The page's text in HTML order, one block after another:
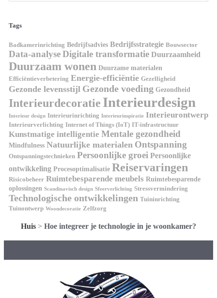
Tags
Badkamerinrichting Bedrijfsadvies Bedrijfsstrategie Bouwsector
Data-analyseDigitale transformatie Duurzaamheid
Duurzaam wonen Duurzame materialen
Efficiëntieverbetering Energie-efficiëntie Gezelligheid
Gezonde levensstijl Gezonde voeding Gezondheid
Interieurdecoratie Interieurdesign
Interieur design Interieurinrichting Interieurinspiratie Interieurontwerp
Interieurverlichting Internet of Things (IoT) IT-infrastructuur
Kunstmatige intelligentie Mentale gezondheid
Mindfulness Natuurlijke materialen Ontspanning
Ontspanningstechnieken Persoonlijke groei Persoonlijke
ontwikkeling Procesoptimalisatie Reiservaringen
Risicobeheer Ruimtebesparende meubels Ruimtebesparende
oplossingen Scandinavisch design Sfeerverlichting Stressvermindering
Technologische ontwikkelingen Tuininrichting
Tuinontwerp Woondecoratie Zelfzorg
Huis > Hoe integreer je technologie in je woonkamer?